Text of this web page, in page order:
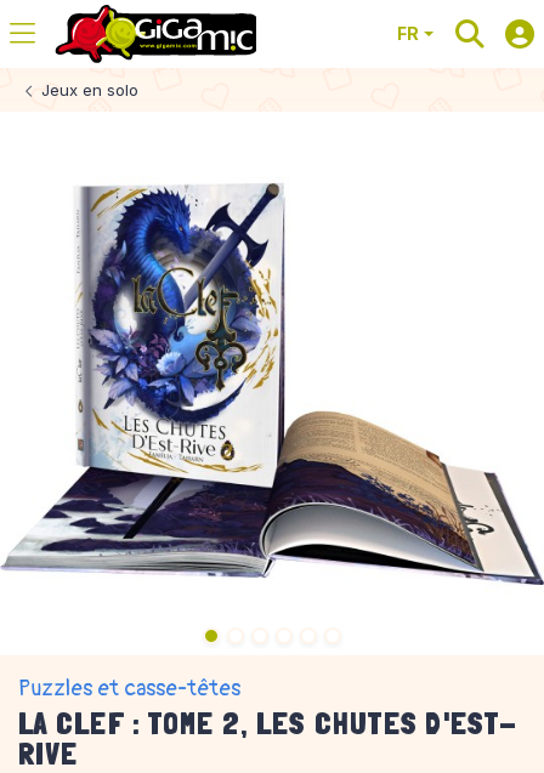
FR
Jeux en solo
Puzzles et casse-têtes
LA CLEF : TOME 2, LES CHUTES D'EST-
RIVE